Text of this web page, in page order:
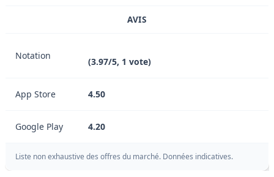
AVIS
Notation
(3.97/5, 1 vote)
App Store 4.50
Google Play 4.20
Liste non exhaustive des offres du marché. Données indicatives.